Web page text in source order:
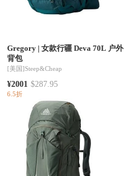
Gregory| 女款行疆 Deva 70L 户外
背包
[美国]Steep&Cheap
¥2001 $287.95
6.5折